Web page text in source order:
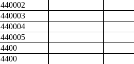
440002
440003
440004
440005
4400
4400